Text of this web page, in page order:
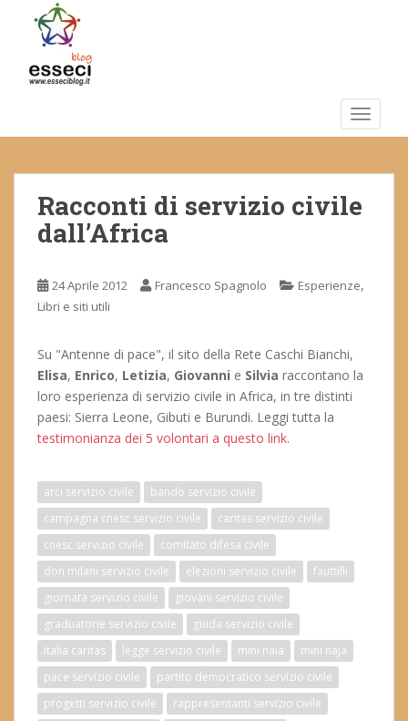
m
Racconti di servizio civile
dall’Africa
24 Aprile 2012 Francesco Spagnolo Esperienze,
Libri e siti utili
Su "Antenne di pace", il sito della Rete Caschi Bianchi,
Elisa, Enrico, Letizia, Giovanni e Silvia raccontano la
loro esperienza di servizio civile in Africa, in tre distinti
paesi: Sierra Leone, Gibuti e Burundi. Leggi tutta la
testimonianza dei 5 volontari a questo link.
arci servizio civile
bando servizio civile
campagna cnesc servizio civile
caritas servizio civile
cnesc servizio civile
comitato difesa civile
don milani servizio civile
elezioni servizio civile
fauttilli
giornata servizio civile
giovani servizio civile
graduatorie servizio civile
guida servizio civile
italia caritas
legge servizio civile mini naia
mini naja
pace servizio civile
partito democratico servizio civile
progetti servizio civile
rappresentanti servizio civile